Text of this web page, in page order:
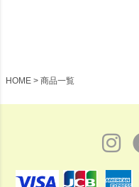
HOME 商品一覧